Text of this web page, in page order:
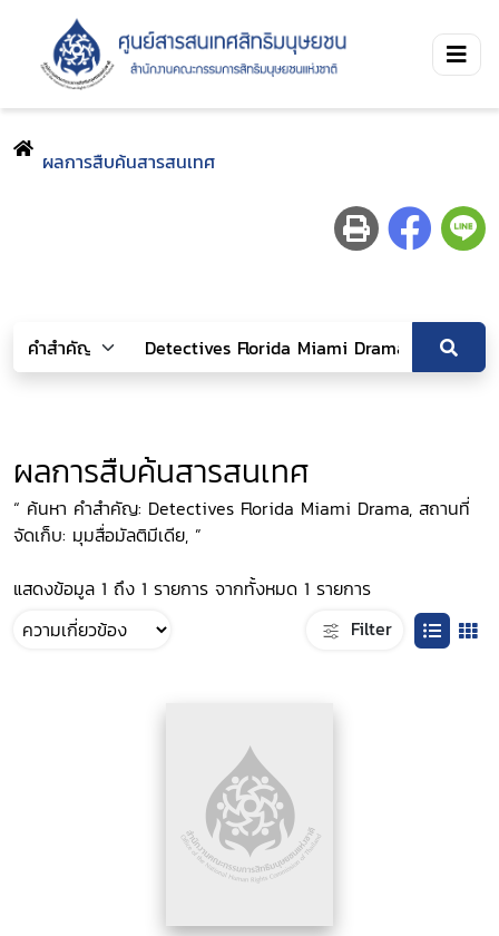
ผลการสืบค้นสารสนเทศ
ผลการสืบค้นสารสนเทศ
“ ค้นหา คำสำคัญ: Detectives Florida Miami Drama, สถานที่
จัดเก็บ: มุมสื่อมัลติมีเดีย, ”
แสดงข้อมูล 1 ถึง 1 รายการ จากทั้งหมด 1 รายการ
Filter